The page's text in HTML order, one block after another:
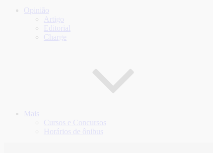
Opinião
Artigo
Editorial
Charge
Mais
Cursos e Concursos
Horários de ônibus